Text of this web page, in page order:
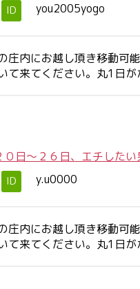
ID you2005yogo
庄内にお越し頂き移動可
て来てください。丸1日
０日～２６日、エチした
ID y.u0000
庄内にお越し頂き移動可
て来てください。丸1日